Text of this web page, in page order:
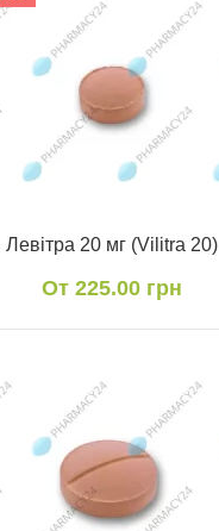
Левітра 20 мг (Vilitra 20)
От 225.00 грн